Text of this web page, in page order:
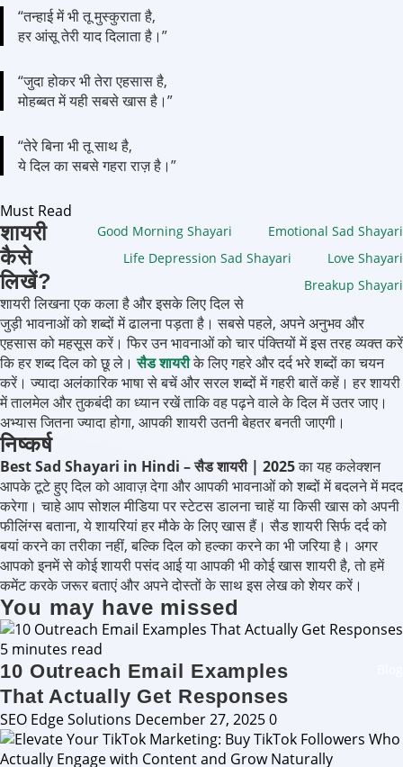
“तन्हाई में भी तू मुस्कुराता है,
हर आंसू तेरी याद दिलाता है।”
“जुदा होकर भी तेरा एहसास है,
मोहब्बत में यही सबसे खास है।”
“तेरे बिना भी तू साथ है,
ये दिल का सबसे गहरा राज़ है।”
Must Read
Emotional Sad Shayari
Good Morning Shayari
Love Shayari
Life Depression Sad Shayari
Breakup Shayari
शायरी
कैसे
लिखें?
शायरी लिखना एक कला है और इसके लिए दिल से
जुड़ी भावनाओं को शब्दों में ढालना पड़ता है। सबसे पहले, अपने अनुभव और
एहसास को महसूस करें। फिर उन भावनाओं को चार पंक्तियों में इस तरह व्यक्त करें
कि हर शब्द दिल को छू ले।सैड शायरीके लिए गहरे और दर्द भरे शब्दों का चयन
करें। ज्यादा अलंकारिक भाषा से बचें और सरल शब्दों में गहरी बातें कहें। हर शायरी
में तालमेल और तुकबंदी का ध्यान रखें ताकि वह पढ़ने वाले के दिल में उतर जाए।
अभ्यास जितना ज्यादा होगा, आपकी शायरी उतनी बेहतर बनती जाएगी।
निष्कर्ष
Best Sad Shayari in Hindi – सैड शायरी | 2025का यह कलेक्शन
आपके टूटे हुए दिल को आवाज़ देगा और आपकी भावनाओं को शब्दों में बदलने में मदद
करेगा। चाहे आप सोशल मीडिया पर स्टेटस डालना चाहें या किसी खास को अपनी
फीलिंग्स बताना, ये शायरियां हर मौके के लिए खास हैं। सैड शायरी सिर्फ दर्द को
बयां करने का तरीका नहीं, बल्कि दिल को हल्का करने का भी जरिया है। अगर
आपको इनमें से कोई शायरी पसंद आई या आपकी भी कोई खास शायरी है, तो हमें
कमेंट करके जरूर बताएं और अपने दोस्तों के साथ इस लेख को शेयर करें।
You may have missed
5 minutes read
10 Outreach Email Examples
That Actually Get Responses
SEO Edge Solutions December 27, 20250